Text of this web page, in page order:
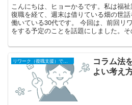
こんにちは、ヒョーかるです。私は福祉
復職を経て、週末は借りている畑の世
働いている30代です。 今回は、前回リ
をする予定のことを話題にしました。
リワーク（復職支援）での学び
コラム法
よい考え